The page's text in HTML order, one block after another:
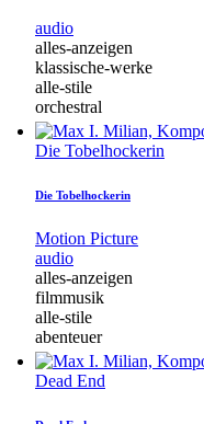
audio
alles-anzeigen
klassische-werke
alle-stile
orchestral
Die Tobelhockerin
Die Tobelhockerin
Motion Picture
audio
alles-anzeigen
filmmusik
alle-stile
abenteuer
Dead End